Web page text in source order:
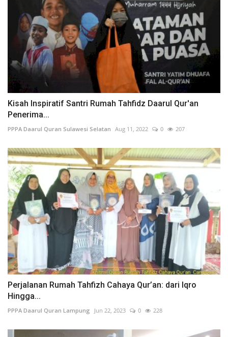
Kisah Inspiratif Santri Rumah Tahfidz Daarul Qur'an
Penerima...
PPPA Daarul Quran Sulawesi Selatan Aug 11, 2022 0 207
Perjalanan Rumah Tahfizh Cahaya Qur’an: dari Iqro
Hingga...
PPPA Daarul Quran Lampung Jun 22, 2023 0 228